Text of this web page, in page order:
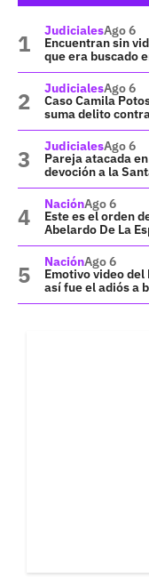
JudicialesAgo 6
Encuentran sin
que era buscado
JudicialesAgo 6
Caso Camila
suma delito
JudicialesAgo 6
Pareja atacada
devoción a la
NaciónAgo 6
Este es el orden
Abelardo De La
NaciónAgo 6
Emotivo video
así fue el adiós a